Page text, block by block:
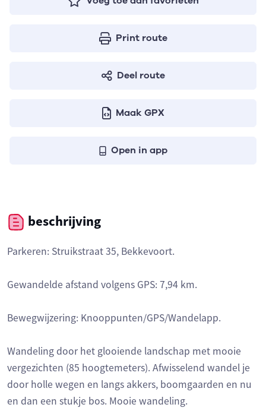
Print route
Deel route
Maak GPX
Open in app
beschrijving
Parkeren: Struikstraat 35, Bekkevoort.
Gewandelde afstand volgens GPS: 7,94 km.
Bewegwijzering: Knooppunten/GPS/Wandelapp.
Wandeling door het glooiende landschap met mooie
vergezichten (85 hoogtemeters). Afwisselend wandel je
door holle wegen en langs akkers, boomgaarden en nu
en dan een stukje bos. Mooie wandeling.